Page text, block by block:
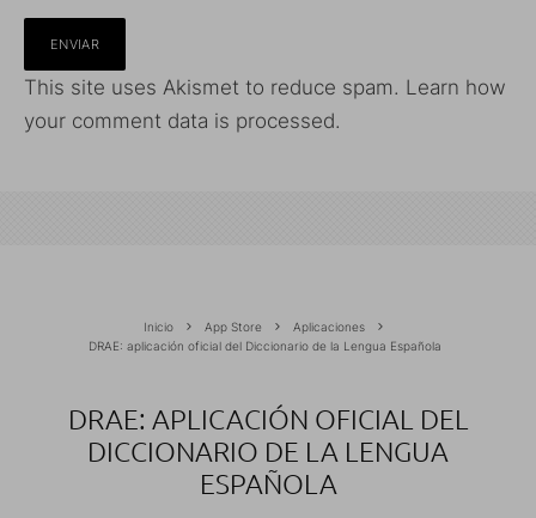
This site uses Akismet to reduce spam. Learn how
your comment data is processed.
Inicio App Store
Aplicaciones
DRAE: aplicación oficial del Diccionario de la Lengua Española
DRAE: APLICACIÓN OFICIAL DEL
DICCIONARIO DE LA LENGUA
ESPAÑOLA